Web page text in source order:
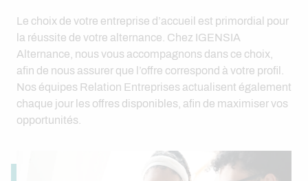
Le choix de votre entreprise d’accueil est primordial pour
la réussite de votre alternance. Chez IGENSIA
Alternance, nous vous accompagnons dans ce choix,
afin de nous assurer que l’offre correspond à votre profil.
Nos équipes Relation Entreprises actualisent également
chaque jour les offres disponibles, afin de maximiser vos
opportunités.